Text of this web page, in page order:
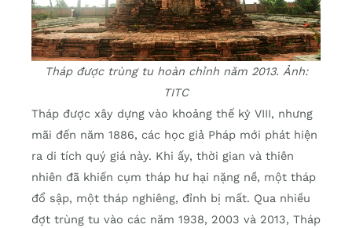
Tháp được trùng tu hoàn chỉnh năm 2013. Ảnh:
TITC
Tháp được xây dựng vào khoảng thế kỷ VIII, nhưng
mãi đến năm 1886, các học giả Pháp mới phát hiện
ra di tích quý giá này. Khi ấy, thời gian và thiên
nhiên đã khiến cụm tháp hư hại nặng nề, một tháp
đổ sập, một tháp nghiêng, đỉnh bị mất. Qua nhiều
đợt trùng tu vào các năm 1938, 2003 và 2013, Tháp